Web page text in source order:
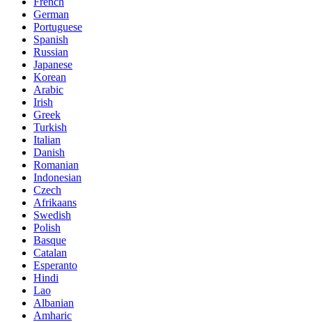
German
Portuguese
Spanish
Russian
Japanese
Korean
Arabic
Irish
Greek
Turkish
Italian
Danish
Romanian
Indonesian
Czech
Afrikaans
Swedish
Polish
Basque
Catalan
Esperanto
Hindi
Lao
Albanian
Amharic